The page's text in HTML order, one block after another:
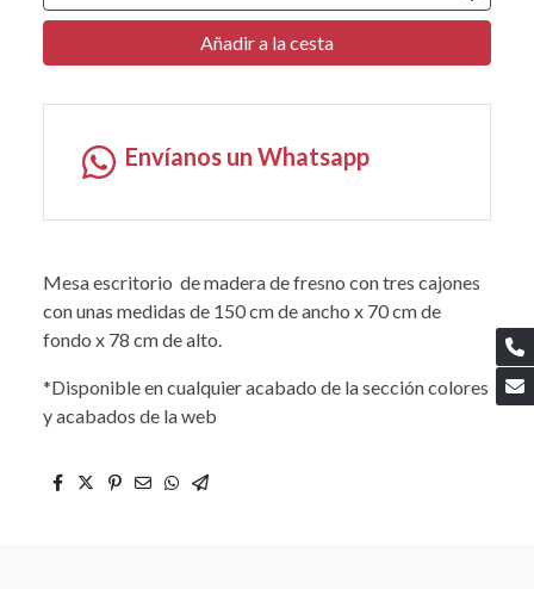
Añadir a la cesta
Envíanos un Whatsapp
Mesa escritorio de madera de fresno con tres cajones
con unas medidas de 150 cm de ancho x 70 cm de
fondo x 78 cm de alto.
*Disponible en cualquier acabado de la sección colores
y acabados de la web